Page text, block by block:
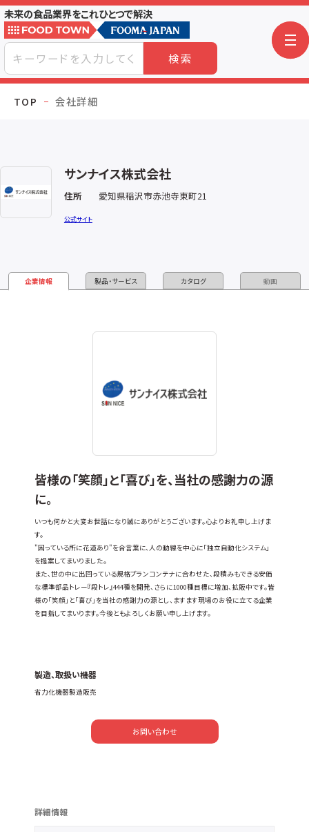
未来の食品業界をこれひとつで解決
検索
TOP 会社詳細
サンナイス株式会社
住所 愛知県稲沢市赤池寺東町21
公式サイト
企業情報 製品・サービス カタログ 動画
皆様の「笑顔」と「喜び」を、当社の感謝力の源
に。
いつも何かと大変お世話になり誠にありがとうございます。心よりお礼申し上げま
す。
"困っている所に花道あり"を合言葉に、人の動線を中心に「独立自動化システム」
を提案してまいりました。
また、世の中に出回っている規格プランコンテナに合わせた、段積みもできる安価
な標準部品トレー『段トレ』444種を開発、さらに1000種目標に増加、拡販中です。皆
様の「笑顔」と「喜び」を当社の感謝力の源とし、ますます現場のお役に立てる企業
を目指してまいります。今後ともよろしくお願い申し上げます。
製造、取扱い機器
省力化機器製造販売
お問い合わせ
詳細情報